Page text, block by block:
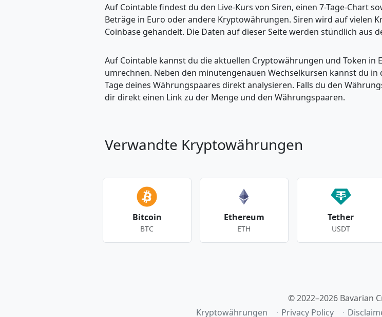
Auf Cointable findest du den Live-Kurs von Siren, einen 7-Tage-Chart
Beträge in Euro oder andere Kryptowährungen. Siren wird auf vielen
Coinbase gehandelt. Die Daten auf dieser Seite werden stündlich aus
Auf Cointable kannst du die aktuellen Cryptowährungen und Token
umrechnen. Neben den minutengenauen Wechselkursen kannst du
Tage deines Währungspaares direkt analysieren. Falls du den
dir direkt einen Link zu der Menge und den Währungspaaren.
Verwandte Kryptowährungen
Bitcoin
BTC
Ethereum
ETH
Tether
USDT
© 2022–2026 Bavarian
Kryptowährungen
Privacy Policy